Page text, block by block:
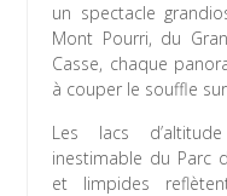
un spectacle
Mont Pourri, du
Casse, chaque
à couper le souffle
Les lacs
inestimable du Parc
et limpides